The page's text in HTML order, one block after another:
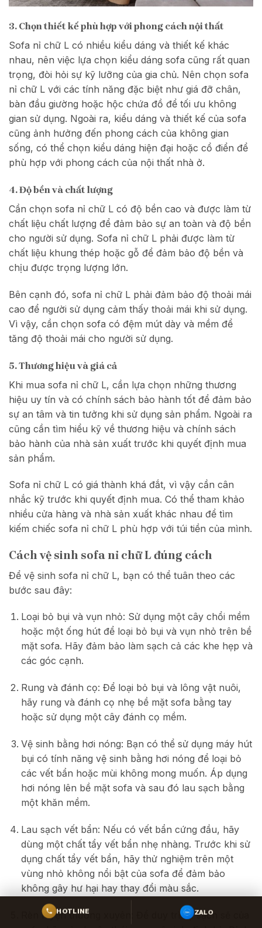
3. Chọn thiết kế phù hợp với phong cách nội thất
Sofa nỉ chữ L có nhiều kiểu dáng và thiết kế khác
nhau, nên việc lựa chọn kiểu dáng sofa cũng rất quan
trọng, đòi hỏi sự kỹ lưỡng của gia chủ. Nên chọn sofa
nỉ chữ L với các tính năng đặc biệt như giá đỡ chân,
bàn đầu giường hoặc hộc chứa đồ để tối ưu không
gian sử dụng. Ngoài ra, kiểu dáng và thiết kế của sofa
cũng ảnh hưởng đến phong cách của không gian
sống, có thể chọn kiểu dáng hiện đại hoặc cổ điển để
phù hợp với phong cách của nội thất nhà ở.
4. Độ bền và chất lượng
Cần chọn sofa nỉ chữ L có độ bền cao và được làm từ
chất liệu chất lượng để đảm bảo sự an toàn và độ bền
cho người sử dụng. Sofa nỉ chữ L phải được làm từ
chất liệu khung thép hoặc gỗ để đảm bảo độ bền và
chịu được trọng lượng lớn.
Bên cạnh đó, sofa nỉ chữ L phải đảm bảo độ thoải mái
cao để người sử dụng cảm thấy thoải mái khi sử dụng.
Vì vậy, cần chọn sofa có đệm mút dày và mềm để
tăng độ thoải mái cho người sử dụng.
5. Thương hiệu và giá cả
Khi mua sofa nỉ chữ L, cần lựa chọn những thương
hiệu uy tín và có chính sách bảo hành tốt để đảm bảo
sự an tâm và tin tưởng khi sử dụng sản phẩm. Ngoài ra
cũng cần tìm hiểu kỹ về thương hiệu và chính sách
bảo hành của nhà sản xuất trước khi quyết định mua
sản phẩm.
Sofa nỉ chữ L có giá thành khá đắt, vì vậy cần cân
nhắc kỹ trước khi quyết định mua. Có thể tham khảo
nhiều cửa hàng và nhà sản xuất khác nhau để tìm
kiếm chiếc sofa nỉ chữ L phù hợp với túi tiền của mình.
Cách vệ sinh sofa nỉ chữ L đúng cách
Để vệ sinh sofa nỉ chữ L, bạn có thể tuân theo các
bước sau đây:
Loại bỏ bụi và vụn nhỏ: Sử dụng một cây chổi mềm
hoặc một ống hút để loại bỏ bụi và vụn nhỏ trên bề
mặt sofa. Hãy đảm bảo làm sạch cả các khe hẹp và
các góc cạnh.
Rung và đánh cọ: Để loại bỏ bụi và lông vật nuôi,
hãy rung và đánh cọ nhẹ bề mặt sofa bằng tay
hoặc sử dụng một cây đánh cọ mềm.
Vệ sinh bằng hơi nóng: Bạn có thể sử dụng máy hút
bụi có tính năng vệ sinh bằng hơi nóng để loại bỏ
các vết bẩn hoặc mùi không mong muốn. Áp dụng
hơi nóng lên bề mặt sofa và sau đó lau sạch bằng
một khăn mềm.
Lau sạch vết bẩn: Nếu có vết bẩn cứng đầu, hãy
dùng một chất tẩy vết bẩn nhẹ nhàng. Trước khi sử
dụng chất tẩy vết bẩn, hãy thử nghiệm trên một
vùng nhỏ không nổi bật của sofa để đảm bảo
không gây hư hại hay thay đổi màu sắc.
Rèn luyện thường xuyên: Để duy trì sự sạch sẽ của
HOTLINE ZALO